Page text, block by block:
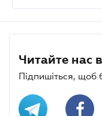
Читайте нас
Підпишіться, щоб